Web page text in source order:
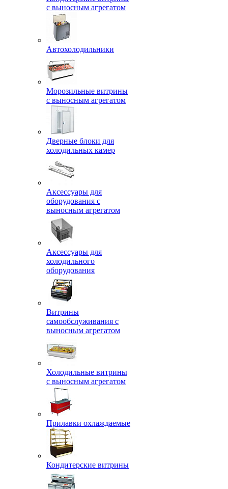
с выносным агрегатом
Автохолодильники
Морозильные витрины
с выносным агрегатом
Дверные блоки для
холодильных камер
Аксессуары для
оборудования с
выносным агрегатом
Аксессуары для
холодильного
оборудования
Витрины
самообслуживания с
выносным агрегатом
Холодильные витрины
с выносным агрегатом
Прилавки охлаждаемые
Кондитерские витрины